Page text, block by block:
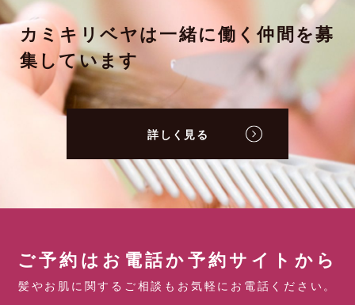
カミキリベヤは一緒に働く仲間を募
集しています
詳しく見る
ご予約はお電話か予約サイトから
髪やお肌に関するご相談もお気軽にお電話ください。